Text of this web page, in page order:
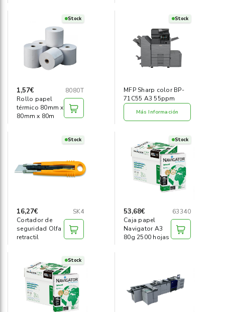
Stock
1,57€
8080T
Rollo papel
térmico 80mm x
80mm x 80m
Stock
MFP Sharp color BP-
71C55 A3 55ppm
Más Información
Stock
16,27€
SK4
Cortador de
seguridad Olfa
retractil
Stock
53,68€
63340
Caja papel
Navigator A3
80g 2500 hojas
Stock